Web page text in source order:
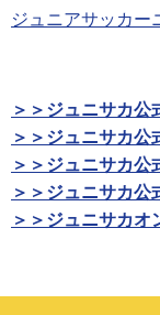
ジュニアサッカー
＞＞ジュニサカ
＞＞ジュニサカ公
＞＞ジュニサカ
＞＞ジュニサカ
＞＞ジュニサカオ